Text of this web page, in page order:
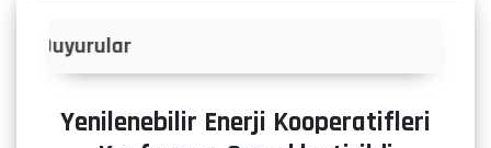
Yenilenebilir Enerji Kooperatifleri